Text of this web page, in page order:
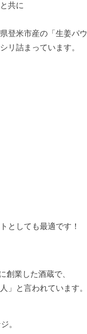
共に
登米市産の「生姜パウ
リ詰まっています。
としても最適です！
創業した酒蔵で、
」と言われています。
。